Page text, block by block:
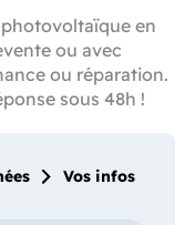
en
ou avec
ou réparation.
sous 48h !
Vos infos